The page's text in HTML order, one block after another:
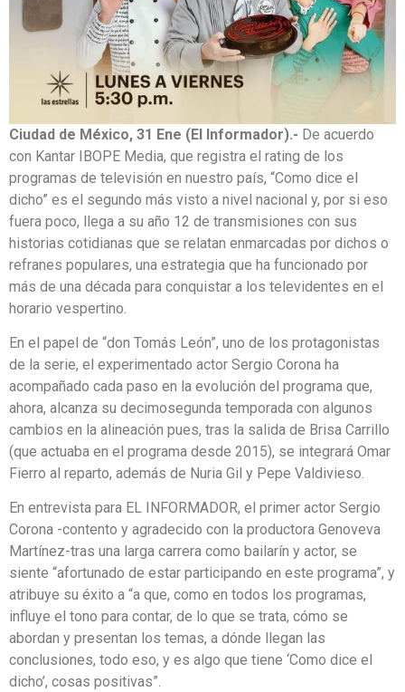
Ciudad de México, 31 Ene (El Informador).- De acuerdo
con Kantar IBOPE Media, que registra el rating de los
programas de televisión en nuestro país, “Como dice el
dicho” es el segundo más visto a nivel nacional y, por si eso
fuera poco, llega a su año 12 de transmisiones con sus
historias cotidianas que se relatan enmarcadas por dichos o
refranes populares, una estrategia que ha funcionado por
más de una década para conquistar a los televidentes en el
horario vespertino.
En el papel de “don Tomás León”, uno de los protagonistas
de la serie, el experimentado actor Sergio Corona ha
acompañado cada paso en la evolución del programa que,
ahora, alcanza su decimosegunda temporada con algunos
cambios en la alineación pues, tras la salida de Brisa Carrillo
(que actuaba en el programa desde 2015), se integrará Omar
Fierro al reparto, además de Nuria Gil y Pepe Valdivieso.
En entrevista para EL INFORMADOR, el primer actor Sergio
Corona -contento y agradecido con la productora Genoveva
Martínez-tras una larga carrera como bailarín y actor, se
siente “afortunado de estar participando en este programa”, y
atribuye su éxito a “a que, como en todos los programas,
influye el tono para contar, de lo que se trata, cómo se
abordan y presentan los temas, a dónde llegan las
conclusiones, todo eso, y es algo que tiene ‘Como dice el
dicho’, cosas positivas”.